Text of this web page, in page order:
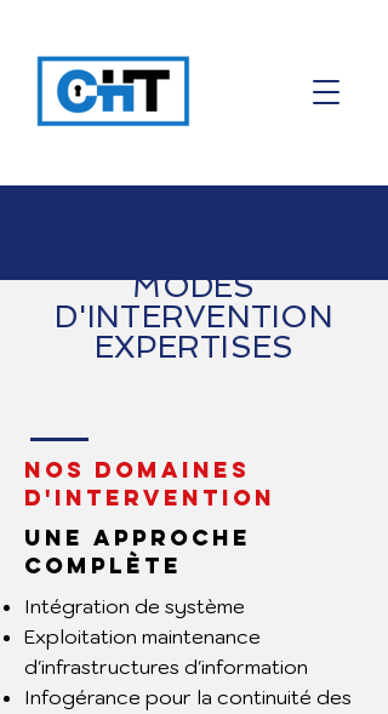
MODES
D'INTERVENTION
EXPERTISES
NOS DOMAINES
D'INTERVENTION
UNE APPROCHE
COMPLÈTE
Intégration de système
Exploitation maintenance
d'infrastructures d'information
Infogérance pour la continuité des